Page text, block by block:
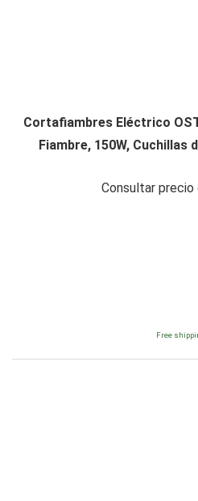
Cortafiambres Eléctrico
Fiambre, 150W, Cuchillas
Consultar precio
Free